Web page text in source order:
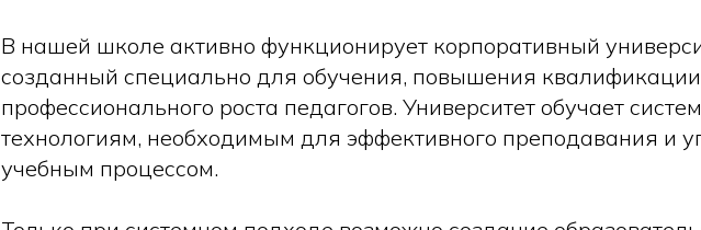
В нашей школе активно функционирует корпоративный
созданный специально для обучения, повышения
профессионального роста педагогов. Университет обучает
технологиям, необходимым для эффективного преподавания и
учебным процессом.